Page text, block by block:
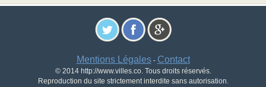
Mentions Légales- Contact
© 2014 http://www.villes.co. Tous droits réservés.
Reproduction du site strictement interdite sans autorisation.